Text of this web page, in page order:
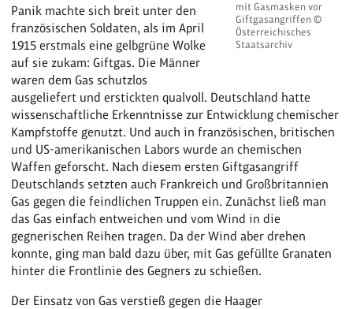
mit Gasmasken vor
Giftgasangriffen ©
Österreichisches
Staatsarchiv
Panik machte sich breit unter den
französischen Soldaten, als im April
1915 erstmals eine gelbgrüne Wolke
auf sie zukam: Giftgas. Die Männer
waren dem Gas schutzlos
ausgeliefert und erstickten qualvoll. Deutschland hatte
wissenschaftliche Erkenntnisse zur Entwicklung chemischer
Kampfstoffe genutzt. Und auch in französischen, britischen
und US-amerikanischen Labors wurde an chemischen
Waffen geforscht. Nach diesem ersten Giftgasangriff
Deutschlands setzten auch Frankreich und Großbritannien
Gas gegen die feindlichen Truppen ein. Zunächst ließ man
das Gas einfach entweichen und vom Wind in die
gegnerischen Reihen tragen. Da der Wind aber drehen
konnte, ging man bald dazu über, mit Gas gefüllte Granaten
hinter die Frontlinie des Gegners zu schießen.
Der Einsatz von Gas verstieß gegen die Haager